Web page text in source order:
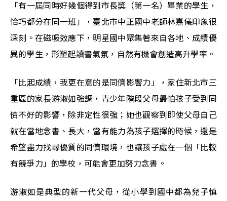
「有一屆同時好幾個得到市長獎（第一名）畢業的學生，
恰巧都分在同一班」，臺北市中正國中老師林嘉儀印象很
深刻。在磁吸效應下，明星國中聚集著來自各地、成績優
異的學生，形塑起讀書氣氛，自然有機會創造高升學率。
「比起成績，我更在意的是同儕影響力」，家住新北市三
重區的家長游淑如強調，青少年階段父母最怕孩子受到同
儕不好的影響，除非定性很強；她也觀察到即使父母自己
就在當地念書、長大，當有能力為孩子選擇的時候，還是
希望盡力找尋優質的同儕環境，也讓孩子處在一個「比較
有競爭力」的學校，可能會更加努力念書。
游淑如是典型的新一代父母，從小學到國中都為兒子慎